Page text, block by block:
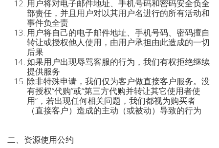
用户将对电子邮件地址、手机号码和密码安全负全
部责任，并且用户对以其用户名进行的所有活动和
事件负全责
用户将自己的电子邮件地址、手机号码、密码擅自
转让或授权他人使用，由用户承担由此造成的一切
后果
如果用户出现辱骂客服的行为，我们有权拒绝继续
提供服务
除非特殊申请，我们仅为客户做直接客户服务。没
有授权“代购”或“第三方代购并转让其它使用者使
用”，若出现任何相关问题，我们都视为购买者
（直接客户）造成的主动（或被动）导致的行为
二、资源使用公约